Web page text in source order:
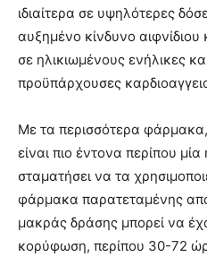
ιδιαίτερα σε υψηλότερες
αυξημένο κίνδυνο
σε ηλικιωμένους ενήλικες
προϋπάρχουσες
Με τα περισσότερα
είναι πιο έντονα περίπου
σταματήσει να τα
φάρμακα παρατεταμένης
μακράς δράσης μπορεί να
κορύφωση, περίπου 30-72